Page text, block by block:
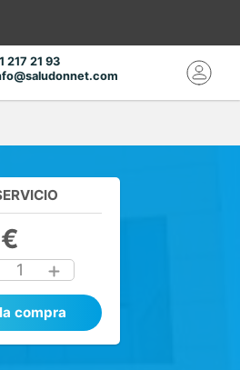
217 21 93
1
compra